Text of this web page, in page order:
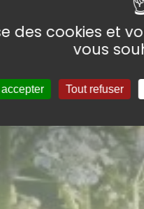
des cookies et
vous
Tout refuser